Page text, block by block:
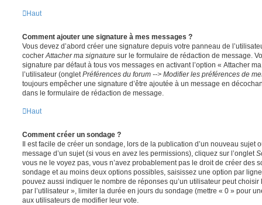
Haut
Comment ajouter une signature à mes messages ?
Vous devez d’abord créer une signature depuis votre panneau de
cocher Attacher ma signature sur le formulaire de rédaction de message.
signature par défaut à tous vos messages en activant l’option « Attacher
l’utilisateur (onglet Préférences du forum --> Modifier les préférences de
toujours empêcher une signature d’être ajoutée à un message en
dans le formulaire de rédaction de message.
Haut
Comment créer un sondage ?
Il est facile de créer un sondage, lors de la publication d’un nouveau sujet
message d’un sujet (si vous en avez les permissions), cliquez sur l’onglet
vous ne le voyez pas, vous n’avez probablement pas le droit de créer des
sondage et au moins deux options possibles, saisissez une option par
pouvez aussi indiquer le nombre de réponses qu’un utilisateur peut
par l’utilisateur », limiter la durée en jours du sondage (mettre « 0 » pour
aux utilisateurs de modifier leur vote.